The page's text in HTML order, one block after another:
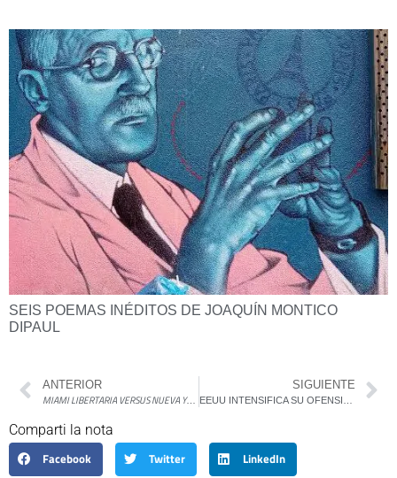
SEIS POEMAS INÉDITOS DE JOAQUÍN MONTICO
DIPAUL
ANTERIOR
MIAMI LIBERTARIA VERSUS NUEVA YORK SOCIALISTA POR MARTÍN GAMBAROTTA
SIGUIENTE
Comparti la nota
Facebook
Twitter LinkedIn